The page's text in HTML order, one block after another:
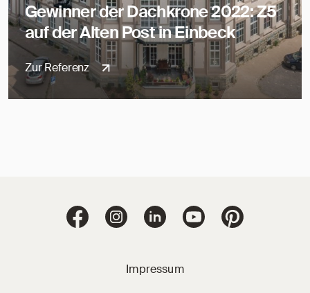
Gewinner der Dachkrone 2022: Z5
auf der Alten Post in Einbeck
Zur Referenz
Jacobi Dachziegel
Jacobi Dachziegel auf Facebook
Jacobi Dachziegel auf Instagram
Jacobi Dachziegel auf
Jacobi Dachziegel
Jacobi
Impressum